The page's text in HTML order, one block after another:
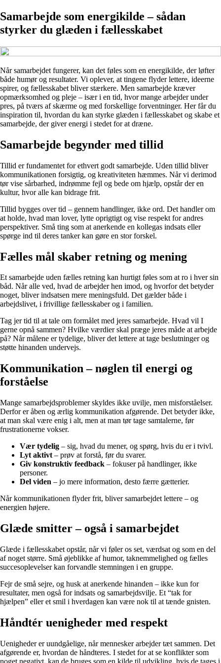
Samarbejde som energikilde – sådan
styrker du glæden i fællesskabet
Når samarbejdet fungerer, kan det føles som en energikilde, der løfter
både humør og resultater. Vi oplever, at tingene flyder lettere, ideerne
spirer, og fællesskabet bliver stærkere. Men samarbejde kræver
opmærksomhed og pleje – især i en tid, hvor mange arbejder under
pres, på tværs af skærme og med forskellige forventninger. Her får du
inspiration til, hvordan du kan styrke glæden i fællesskabet og skabe et
samarbejde, der giver energi i stedet for at dræne.
Samarbejde begynder med tillid
Tillid er fundamentet for ethvert godt samarbejde. Uden tillid bliver
kommunikationen forsigtig, og kreativiteten hæmmes. Når vi derimod
tør vise sårbarhed, indrømme fejl og bede om hjælp, opstår der en
kultur, hvor alle kan bidrage frit.
Tillid bygges over tid – gennem handlinger, ikke ord. Det handler om
at holde, hvad man lover, lytte oprigtigt og vise respekt for andres
perspektiver. Små ting som at anerkende en kollegas indsats eller
spørge ind til deres tanker kan gøre en stor forskel.
Fælles mål skaber retning og mening
Et samarbejde uden fælles retning kan hurtigt føles som at ro i hver sin
båd. Når alle ved, hvad de arbejder hen imod, og hvorfor det betyder
noget, bliver indsatsen mere meningsfuld. Det gælder både i
arbejdslivet, i frivillige fællesskaber og i familien.
Tag jer tid til at tale om formålet med jeres samarbejde. Hvad vil I
gerne opnå sammen? Hvilke værdier skal præge jeres måde at arbejde
på? Når målene er tydelige, bliver det lettere at tage beslutninger og
støtte hinanden undervejs.
Kommunikation – nøglen til energi og
forståelse
Mange samarbejdsproblemer skyldes ikke uvilje, men misforståelser.
Derfor er åben og ærlig kommunikation afgørende. Det betyder ikke,
at man skal være enig i alt, men at man tør tage samtalerne, før
frustrationerne vokser.
Vær tydelig – sig, hvad du mener, og spørg, hvis du er i tvivl.
Lyt aktivt – prøv at forstå, før du svarer.
Giv konstruktiv feedback – fokuser på handlinger, ikke
personer.
Del viden – jo mere information, desto færre gætterier.
Når kommunikationen flyder frit, bliver samarbejdet lettere – og
energien højere.
Glæde smitter – også i samarbejdet
Glæde i fællesskabet opstår, når vi føler os set, værdsat og som en del
af noget større. Små øjeblikke af humor, taknemmelighed og fælles
succesoplevelser kan forvandle stemningen i en gruppe.
Fejr de små sejre, og husk at anerkende hinanden – ikke kun for
resultater, men også for indsats og samarbejdsvilje. Et “tak for
hjælpen” eller et smil i hverdagen kan være nok til at tænde gnisten.
Håndtér uenigheder med respekt
Uenigheder er uundgåelige, når mennesker arbejder tæt sammen. Det
afgørende er, hvordan de håndteres. I stedet for at se konflikter som
noget negativt, kan de bruges som en kilde til udvikling, hvis de tages i